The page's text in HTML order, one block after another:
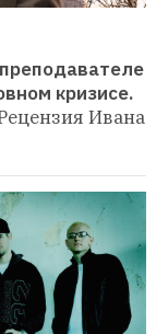
кризисе.
Ивана